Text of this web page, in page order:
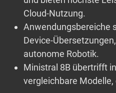
Cloud-Nutzung.
Anwendungsbereiche
Device-
autonome Robotik.
Ministral 8B übertrifft
vergleichbare